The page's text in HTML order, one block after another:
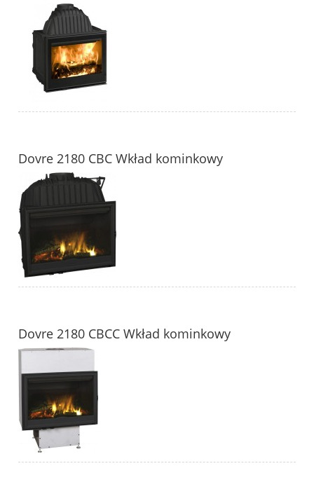
Dovre 2180 CBC Wkład kominkowy
Dovre 2180 CBCC Wkład kominkowy